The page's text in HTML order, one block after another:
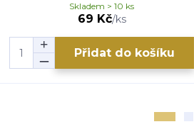
69 Kč/ks
Skladem > 10 ks
Přidat do košíku